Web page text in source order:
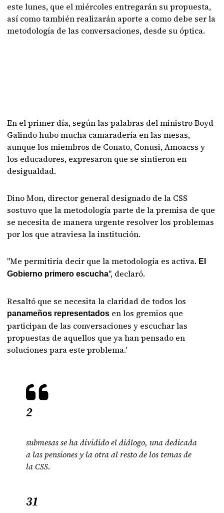
este lunes, que el miércoles entregarán su propuesta,
así como también realizarán aporte a como debe ser la
metodología de las conversaciones, desde su óptica.
En el primer día, según las palabras del ministro Boyd
Galindo hubo mucha camaradería en las mesas,
aunque los miembros de Conato, Conusi, Amoacss y
los educadores, expresaron que se sintieron en
desigualdad.
Dino Mon, director general designado de la CSS
sostuvo que la metodología parte de la premisa de que
se necesita de manera urgente resolver los problemas
por los que atraviesa la institución.
"Me permitiría decir que la metodología es activa. El
Gobierno primero escucha", declaró.
Resaltó que se necesita la claridad de todos los
panameños representados en los gremios que
participan de las conversaciones y escuchar las
propuestas de aquellos que ya han pensado en
soluciones para este problema.'
2
submesas se ha dividido el diálogo, una dedicada
a las pensiones y la otra al resto de los temas de
la CSS.
31